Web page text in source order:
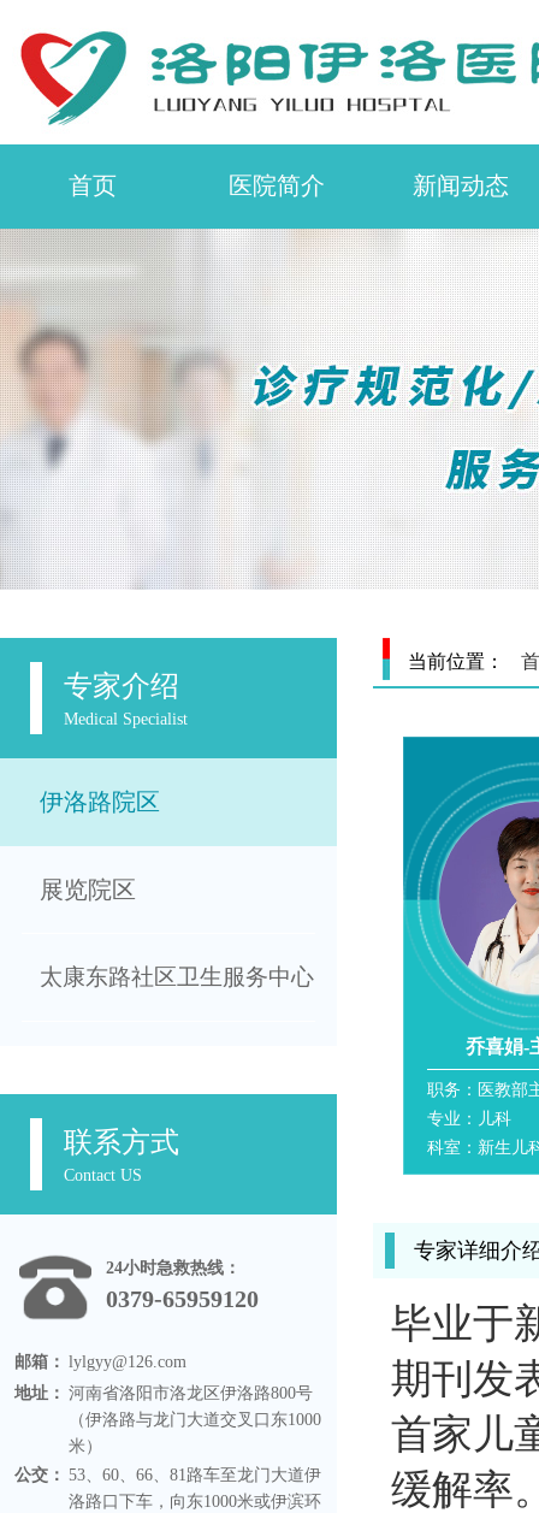
首页 医院简介 新闻动态
专家介绍
Medical Specialist
伊洛路院区
展览院区
太康东路社区卫生服务中心
联系方式
Contact US
24小时急救热线：
0379-65959120
邮箱： lylgyy@126.com
地址： 河南省洛阳市洛龙区伊洛路800号
（伊洛路与龙门大道交叉口东1000
米）
公交： 53、60、66、81路车至龙门大道伊
洛路口下车，向东1000米或伊滨环
当前位置：
乔喜娟-
职务：医教部
专业：儿科
科室：新生儿
专家详细介
毕业于
期刊发
首家儿
缓解率